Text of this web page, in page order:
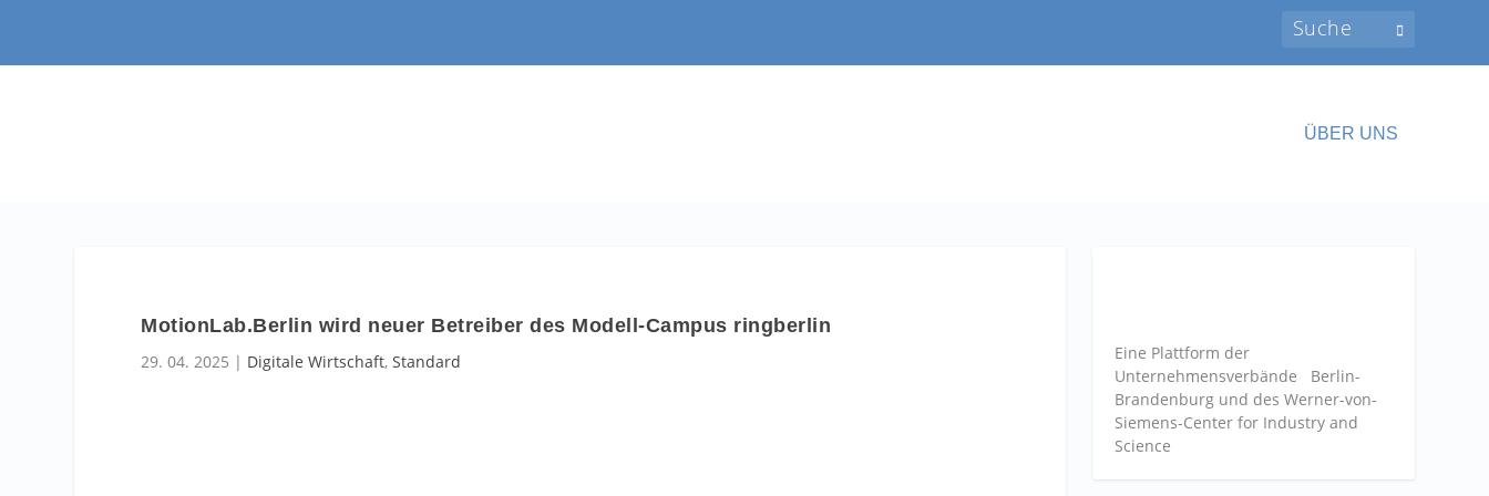
ÜBER UNS
MotionLab.Berlin wird neuer Betreiber des Modell-Campus ringberlin
29. 04. 2025 | Digitale Wirtschaft,Standard
Eine Plattform der
Unternehmensverbände Berlin-
Brandenburg und des Werner-von-
Siemens-Center for Industry and
Science